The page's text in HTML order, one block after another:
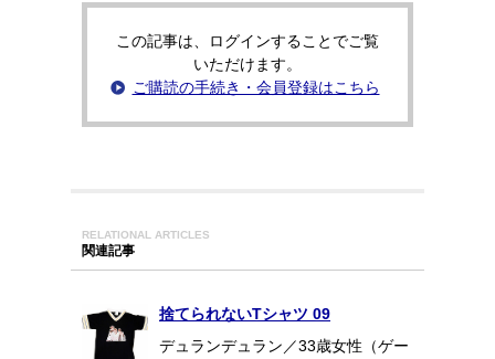
この記事は、ログインすることでご覧
いただけます。
ご購読の手続き・会員登録はこちら
RELATIONAL ARTICLES
関連記事
捨てられないTシャツ 09
デュランデュラン／33歳女性（ゲー